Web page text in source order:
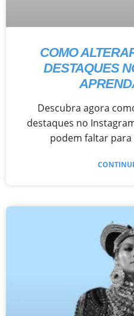
COMO
DESTAQUES
Descubra agora
destaques no
podem faltar